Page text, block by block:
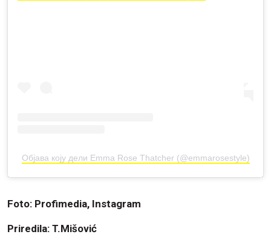
Објава коју дели Emma Rose Thatcher (@emmarosestyle)
Foto: Profimedia, Instagram
Priredila: T.Mišović